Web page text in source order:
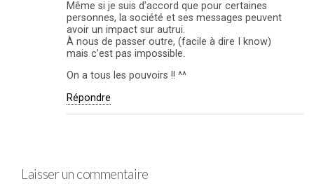
Même si je suis d’accord que pour certaines
personnes, la société et ses messages peuvent
avoir un impact sur autrui.
À nous de passer outre, (facile à dire I know)
mais c’est pas impossible.
On a tous les pouvoirs !! ^^
Répondre
Laisser un commentaire